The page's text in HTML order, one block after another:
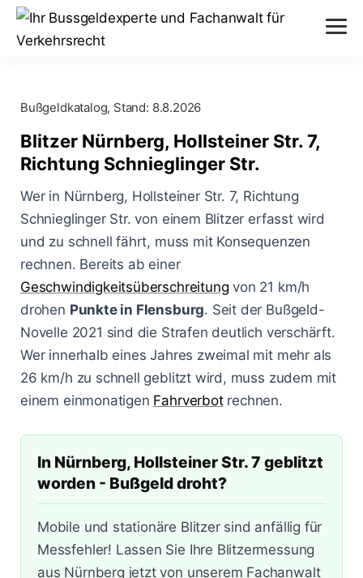
Abstand nicht eingehalten
Geschwindigkeitsüberschreitung
Handy am Steuer
Rote Ampel überfahren
Anhörung im Bußgeldverfahren
Bußgeldbescheid
Fahrerflucht
Fahrverbot
Illegale Autorennen
Online-Anhörung
Punkte in Flensburg
Paragraphen
§ 24 StVG
§ 25 StVG
§ 28 StVG
§ 49 StVO
§ 315 StGB
§ 55 OWiG
§ 67 OWiG
Messverfahren
ESO ES 8.0
PoliScan Speed
TraffiStar S350
Lasermessungen
Blog
Kampf gegen Raser
Verkehrsunfälle
Änderungen 2025
Blitzer
Aachen - Krefelder Str.
A3 - Solingen
Bremen - Lloydstraße
Hamburg - Behringstraße
Zum Bußgeldcheck
Bußgeldkatalog, Stand: 8.8.2026
Blitzer Nürnberg, Hollsteiner Str. 7,
Richtung Schnieglinger Str.
Wer in Nürnberg, Hollsteiner Str. 7, Richtung
Schnieglinger Str. von einem Blitzer erfasst wird
und zu schnell fährt, muss mit Konsequenzen
rechnen. Bereits ab einer
Geschwindigkeitsüberschreitung von 21 km/h
drohen Punkte in Flensburg. Seit der Bußgeld-
Novelle 2021 sind die Strafen deutlich verschärft.
Wer innerhalb eines Jahres zweimal mit mehr als
26 km/h zu schnell geblitzt wird, muss zudem mit
einem einmonatigen Fahrverbotrechnen.
In Nürnberg, Hollsteiner Str. 7 geblitzt
worden - Bußgeld droht?
Mobile und stationäre Blitzer sind anfällig für
Messfehler! Lassen Sie Ihre Blitzermessung
aus Nürnberg jetzt von unserem Fachanwalt